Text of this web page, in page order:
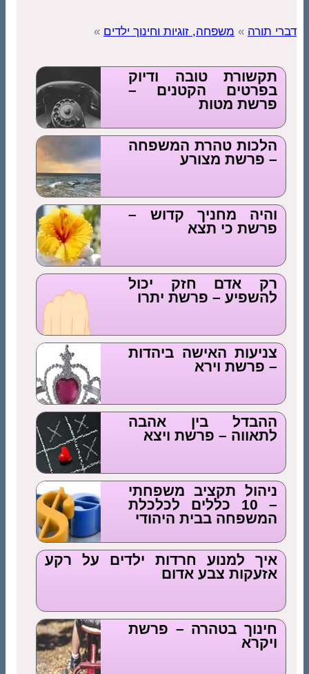
דברי תורה » משפחה, זוגיות וחינוך ילדים »
תקשורת טובה ודיוק
בפרטים הקטנים –
פרשת מטות
הלכות טהרת המשפחה
– פרשת מצורע
והיה מחניך קדוש –
פרשת כי תצא
רק אדם חזק יכול
להשפיע – פרשת יתרו
צניעות האישה ביהדות
– פרשת וירא
ההבדל בין אהבה
לתאווה – פרשת ויצא
ניהול תקציב משפחתי
– 10 כללים לכלכלת
המשפחה בבית היהודי
איך למנוע חרדות ילדים על רקע
אזעקות צבע אדום
חינוך בטהרה – פרשת
ויקרא